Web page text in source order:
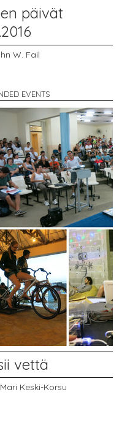
päivät
W. Fail
EVENTS
vettä
Mari Keski-Korsu